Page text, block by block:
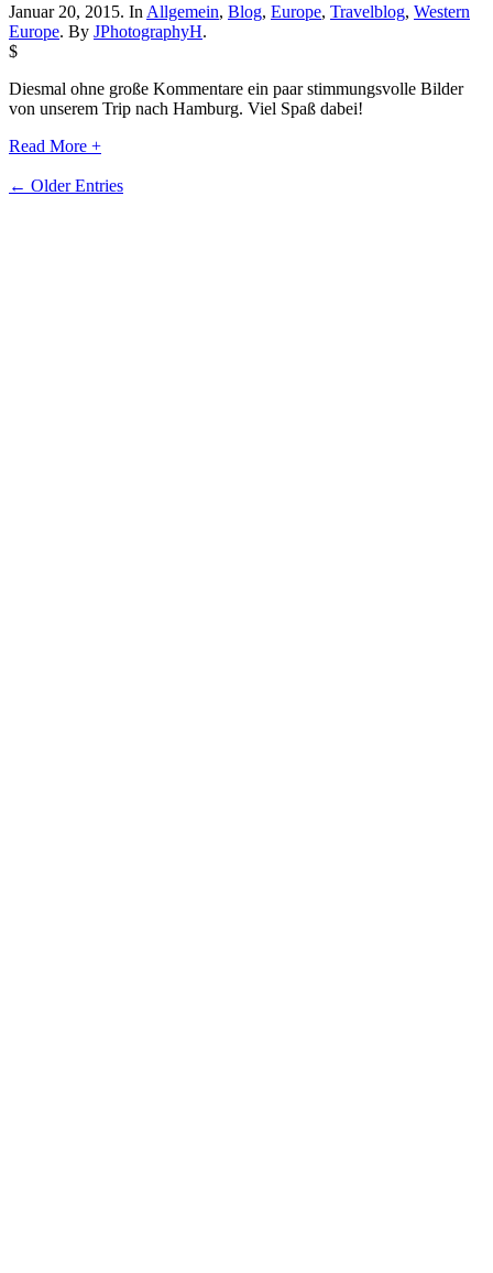
Januar 20, 2015. In Allgemein, Blog, Europe, Travelblog, Western
Europe. By JPhotographyH.
$
Diesmal ohne große Kommentare ein paar stimmungsvolle Bilder
von unserem Trip nach Hamburg. Viel Spaß dabei!
Read More +
← Older Entries